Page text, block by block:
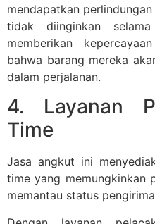
mendapatkan
tidak diinginkan
memberikan
bahwa barang mereka
dalam perjalanan.
4. Layanan
Time
Jasa angkut ini
time yang memungkinkan
memantau status